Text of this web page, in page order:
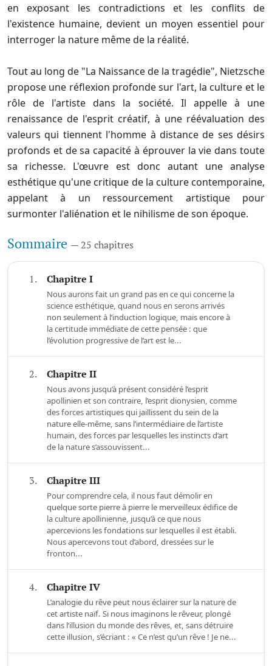
en exposant les contradictions et les conflits de
l'existence humaine, devient un moyen essentiel pour
interroger la nature même de la réalité.
Tout au long de "La Naissance de la tragédie", Nietzsche
propose une réflexion profonde sur l'art, la culture et le
rôle de l'artiste dans la société. Il appelle à une
renaissance de l'esprit créatif, à une réévaluation des
valeurs qui tiennent l'homme à distance de ses désirs
profonds et de sa capacité à éprouver la vie dans toute
sa richesse. L'œuvre est donc autant une analyse
esthétique qu'une critique de la culture contemporaine,
appelant à un ressourcement artistique pour
surmonter l'aliénation et le nihilisme de son époque.
Sommaire — 25 chapitres
1. Chapitre I
Nous aurons fait un grand pas en ce qui concerne la
science esthétique, quand nous en serons arrivés
non seulement à l’induction logique, mais encore à
la certitude immédiate de cette pensée : que
l’évolution progressive de l’art est le...
2. Chapitre II
Nous avons jusqu’à présent considéré l’esprit
apollinien et son contraire, l’esprit dionysien, comme
des forces artistiques qui jaillissent du sein de la
nature elle-même, sans l’intermédiaire de l’artiste
humain, des forces par lesquelles les instincts d’art
de la nature s’assouvissent...
3. Chapitre III
Pour comprendre cela, il nous faut démolir en
quelque sorte pierre à pierre le merveilleux édifice de
la culture apollinienne, jusqu’à ce que nous
apercevions les fondations sur lesquelles il est établi.
Nous apercevons tout d’abord, dressées sur le
fronton...
4. Chapitre IV
L’analogie du rêve peut nous éclairer sur la nature de
cet artiste naïf. Si nous imaginons le rêveur, plongé
dans l’illusion du monde des rêves, et, sans détruire
cette illusion, s’écriant : « Ce n’est qu’un rêve ! Je ne...